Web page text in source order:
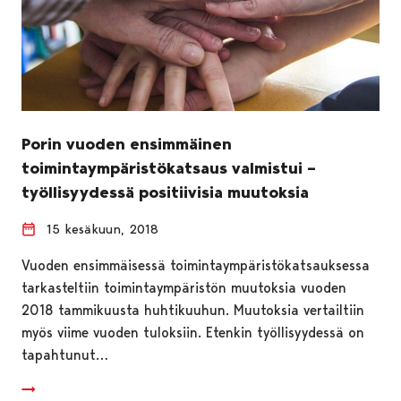
Porin vuoden ensimmäinen
toimintaympäristökatsaus valmistui –
työllisyydessä positiivisia muutoksia
15 kesäkuun, 2018
Vuoden ensimmäisessä toimintaympäristökatsauksessa
tarkasteltiin toimintaympäristön muutoksia vuoden
2018 tammikuusta huhtikuuhun. Muutoksia vertailtiin
myös viime vuoden tuloksiin. Etenkin työllisyydessä on
tapahtunut…